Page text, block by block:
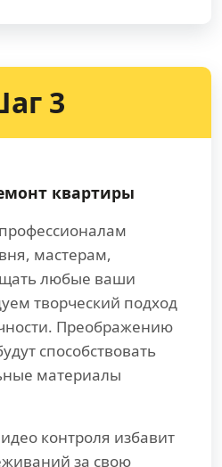
3
квартиры
мастерам,
любые ваши
творческий подход
Преображению
способствовать
материалы
контроля избавит
за свою